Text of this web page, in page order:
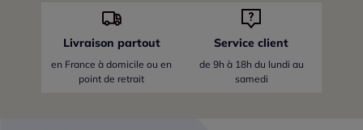
Livraison partout
en France à domicile ou en
point de retrait
Service client
de 9h à 18h du lundi au
samedi